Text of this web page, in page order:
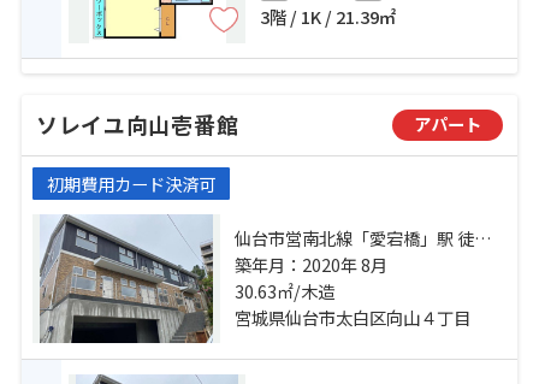
3階 / 1K / 21.39㎡
ソレイユ向山壱番館 アパート
初期費用カード決済可
仙台市営南北線「愛宕橋」駅 徒歩
12分 仙台市営南北線「五橋」駅 徒
歩21分 仙台市地下鉄東西線「青葉
通一番町」駅 徒歩34分
築年月：2020年 8月
30.63㎡/木造
宮城県仙台市太白区向山４丁目